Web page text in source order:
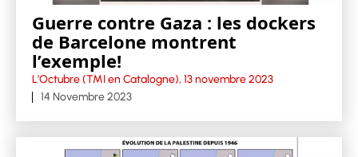
Guerre contre Gaza : les dockers
de Barcelone montrent
l’exemple!
L’Octubre (TMI en Catalogne), 13 novembre 2023
14 Novembre 2023